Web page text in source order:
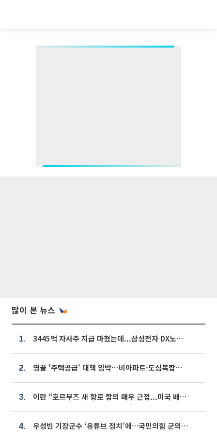
많이 본 뉴스
1. 3445억 자사주 지급 마쳤는데...삼성전자 DX노조, 뒤늦은 '떼쓰기 집회'
2. 영끌 '주택공급' 대책 임박⋯비아파트·도심복합까지 총동원
3. 이란 “호르무즈 새 항로 합의 매우 근접...미국 배상 먼저”
4. 우성빈 기장군수 ‘유튜브 정치’에…국민의힘 군의원들 집단 반발